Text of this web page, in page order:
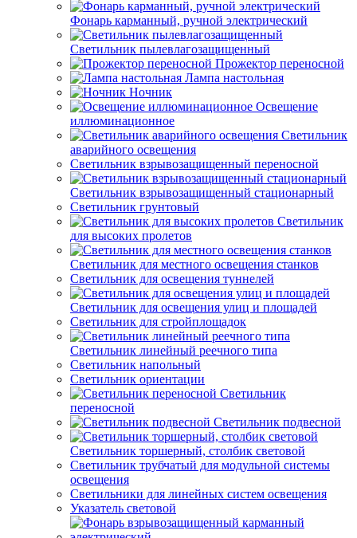
Фонарь карманный, ручной электрический
Светильник пылевлагозащищенный
Прожектор переносной
Лампа настольная
Ночник
Освещение
иллюминационное
Светильник
аварийного освещения
Светильник взрывозащищенный переносной
Светильник взрывозащищенный стационарный
Светильник грунтовый
Светильник
для высоких пролетов
Светильник для местного освещения станков
Светильник для освещения туннелей
Светильник для освещения улиц и площадей
Светильник для стройплощадок
Светильник линейный реечного типа
Светильник напольный
Светильник ориентации
Светильник
переносной
Светильник подвесной
Светильник торшерный, столбик световой
Светильник трубчатый для модульной системы
освещения
Светильники для линейных систем освещения
Указатель световой